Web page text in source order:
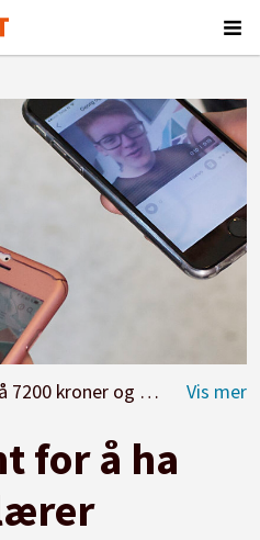
på dette illustrasjonsbildet har ingenting med denne saken å gjøre.
for å ha